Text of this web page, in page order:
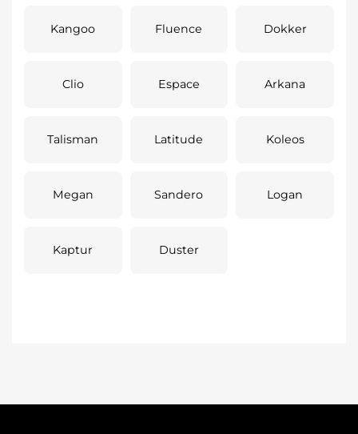
Kangoo Fluence Dokker
Clio Espace Arkana
Talisman Latitude Koleos
Megan Sandero Logan
Kaptur Duster